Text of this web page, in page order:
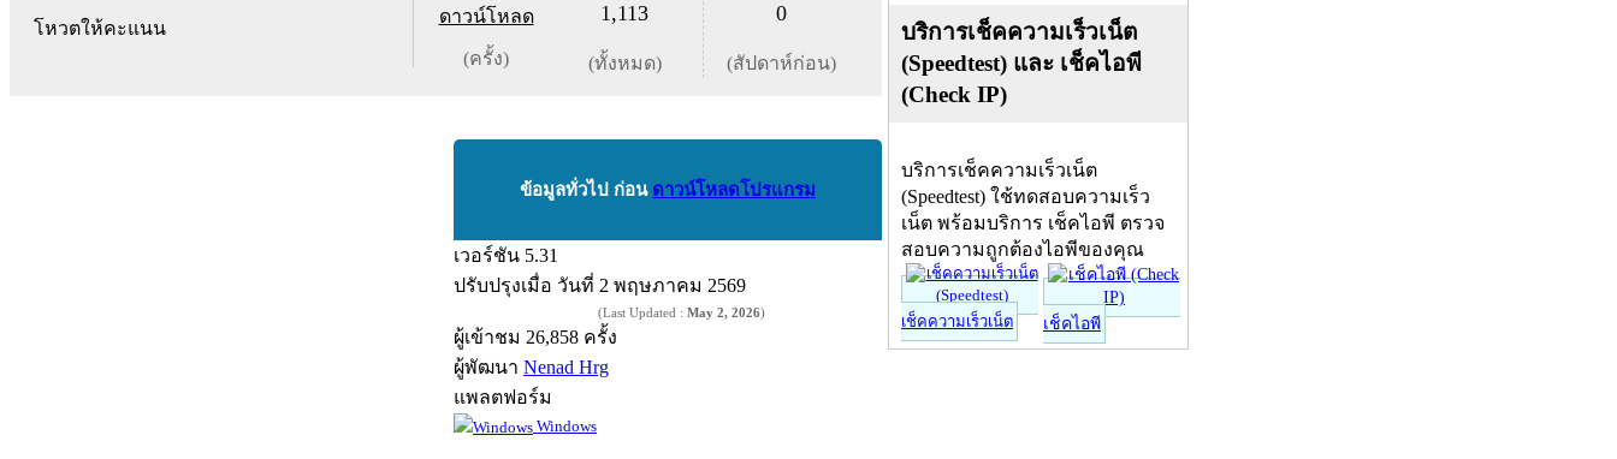
โหวตให้คะแนน
ดาวน์โหลด
(ครั้ง)
1,113
(ทั้งหมด)
0
(สัปดาห์ก่อน)
ข้อมูลทั่วไป ก่อน ดาวน์โหลดโปรแกรม
เวอร์ชัน 5.31
ปรับปรุงเมื่อ วันที่ 2 พฤษภาคม 2569
(Last Updated : May 2, 2026)
ผู้เข้าชม 26,858 ครั้ง
ผู้พัฒนา Nenad Hrg
แพลตฟอร์ม
Windows
บริการเช็คความเร็วเน็ต
(Speedtest) และ เช็คไอพี
(Check IP)
บริการเช็คความเร็วเน็ต
(Speedtest) ใช้ทดสอบความเร็ว
เน็ต พร้อมบริการ เช็คไอพี ตรวจ
สอบความถูกต้องไอพีของคุณ
เช็คความเร็วเน็ต เช็คไอพี